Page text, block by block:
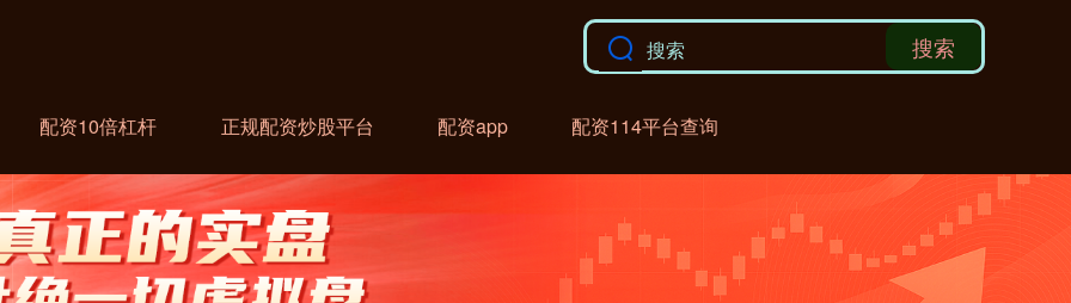
搜索
配资10倍杠杆 正规配资炒股平台 配资app 配资114平台查询